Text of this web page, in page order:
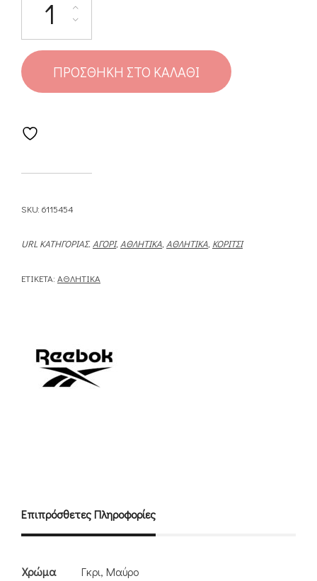
ΠΡΟΣΘΉΚΗ ΣΤΟ ΚΑΛΆΘΙ
SKU: 6115454
URL ΚΑΤΗΓΟΡΊΑΣ. ΑΓΌΡΙ, ΑΘΛΗΤΙΚΆ, ΑΘΛΗΤΙΚΆ, ΚΟΡΊΤΣΙ
ΕΤΙΚΈΤΑ: ΑΘΛΗΤΙΚΆ
Επιπρόσθετες Πληροφορίες
Χρώμα Γκρι, Μαύρο